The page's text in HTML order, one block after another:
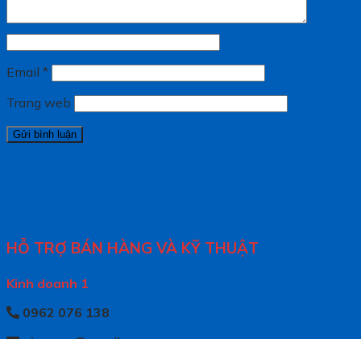
Email *
Trang web
HỖ TRỢ BÁN HÀNG VÀ KỸ THUẬT
Kinh doanh 1
0962 076 138